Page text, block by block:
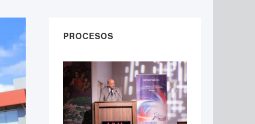
PROCESOS